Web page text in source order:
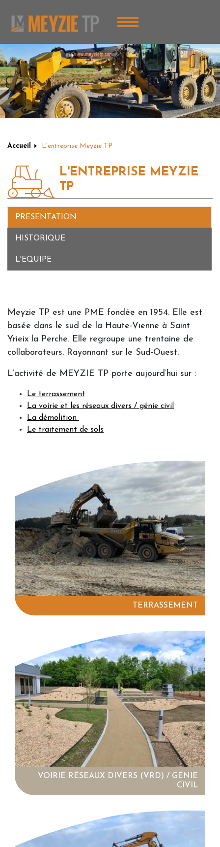
contenu
You
are
here
Accueil L'entreprise Meyzie TP
L'ENTREPRISE MEYZIE
TP
PRESENTATION
HISTORIQUE
L'EQUIPE
Meyzie TP est une PME fondée en 1954. Elle est
basée dans le sud de la Haute-Vienne à Saint
Yrieix la Perche. Elle regroupe une trentaine de
collaborateurs. Rayonnant sur le Sud-Ouest.
L’activité de MEYZIE TP porte aujourd’hui sur :
Le terrassement
La voirie et les réseaux divers / génie civil
La démolition
Le traitement de sols
TERRASSEMENT
VOIRIE RÉSEAUX DIVERS (VRD) / GÉNIE
CIVIL